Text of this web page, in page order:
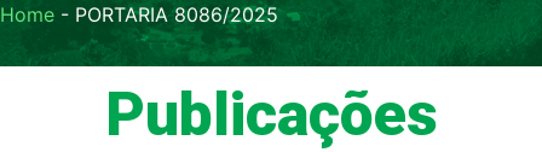
Home - PORTARIA 8086/2025
Publicações